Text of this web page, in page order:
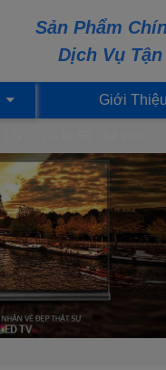
Sản Phẩm
Dịch Vụ Tận
Giới Thiệu